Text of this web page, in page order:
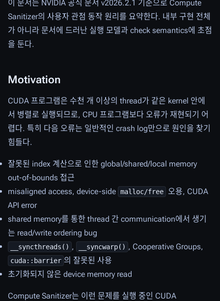
이 문서는 NVIDIA 공식 문서 v2026.2.1 기준으로 Compute
Sanitizer의 사용자 관점 동작 원리를 요약한다. 내부 구현 전체
가 아니라 문서에 드러난 실행 모델과 check semantics에 초점
을 둔다.
Motivation
CUDA 프로그램은 수천 개 이상의 thread가 같은 kernel 안에
서 병렬로 실행되므로, CPU 프로그램보다 오류가 재현되기 어
렵다. 특히 다음 오류는 일반적인 crash log만으로 원인을 찾기
힘들다.
잘못된 index 계산으로 인한 global/shared/local memory
out-of-bounds 접근
misaligned access, device-side malloc/free 오용, CUDA
API error
shared memory를 통한 thread 간 communication에서 생기
는 read/write ordering bug
__syncthreads() , __syncwarp() , Cooperative Groups,
cuda::barrier 의 잘못된 사용
초기화되지 않은 device memory read
Compute Sanitizer는 이런 문제를 실행 중인 CUDA